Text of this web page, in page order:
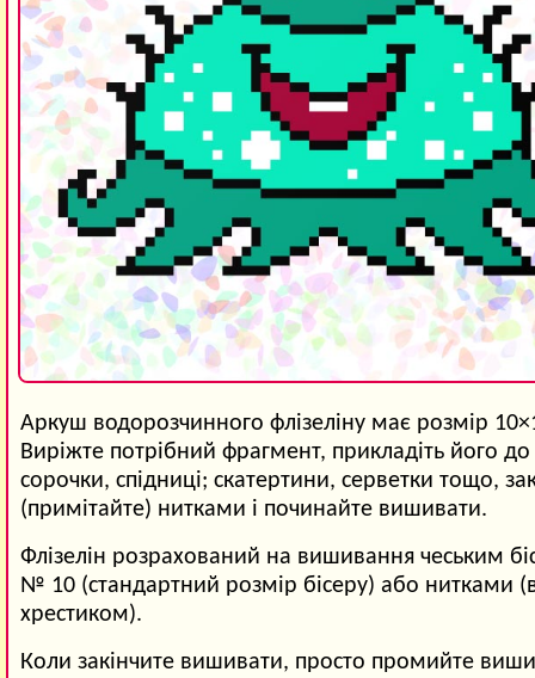
Аркуш водорозчинного флізеліну має розмір
Виріжте потрібний фрагмент, прикладіть його до
сорочки, спідниці; скатертини, серветки тощо,
(примітайте) нитками і починайте вишивати.
Флізелін розрахований на вишивання чеським
№ 10 (стандартний розмір бісеру) або нитками
хрестиком).
Коли закінчите вишивати, просто промийте